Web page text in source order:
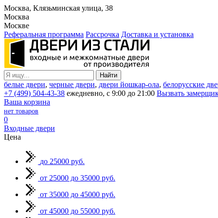
Москва, Клязьминская улица, 38
Москва
Москве
Реферальная программа Рассрочка Доставка и установка
белые двери, черные двери, двери йошкар-ола, белорусские
+7 (499) 504-43-38 ежедневно, с 9:00 до 21:00 Вызвать
Ваша корзина
нет товаров
0
Входные двери
Цена
до 25000 руб.
от 25000 до 35000 руб.
от 35000 до 45000 руб.
от 45000 до 55000 руб.